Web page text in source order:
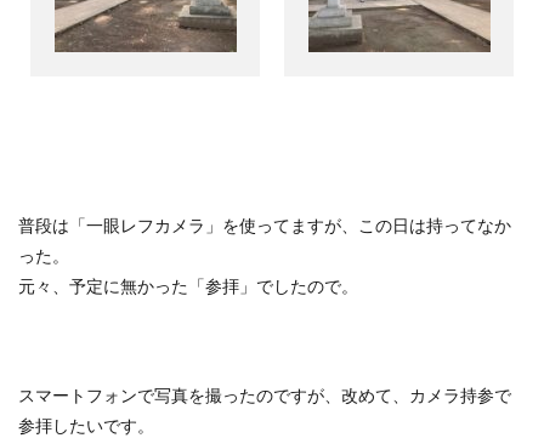
普段は「一眼レフカメラ」を使ってますが、この日は持ってなか
った。
元々、予定に無かった「参拝」でしたので。
スマートフォンで写真を撮ったのですが、改めて、カメラ持参で
参拝したいです。